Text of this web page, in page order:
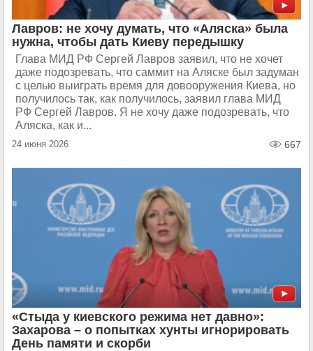
Лавров: не хочу думать, что «Аляска» была
нужна, чтобы дать Киеву передышку
Глава МИД РФ Сергей Лавров заявил, что не хочет
даже подозревать, что саммит на Аляске был задуман
с целью выиграть время для довооружения Киева, но
получилось так, как получилось, заявил глава МИД
РФ Сергей Лавров. Я не хочу даже подозревать, что
Аляска, как и...
24 июня 2026 667
«Стыда у киевского режима нет давно»:
Захарова – о попытках хунты игнорировать
День памяти и скорби